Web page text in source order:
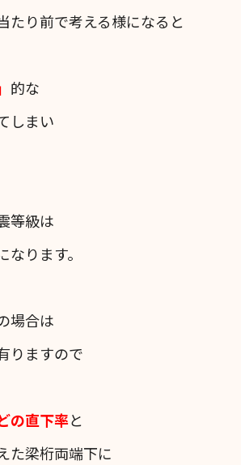
たり前で考える様になると
的な
しまい
等級は
ります。
場合は
りますので
の直下率と
た梁桁両端下に